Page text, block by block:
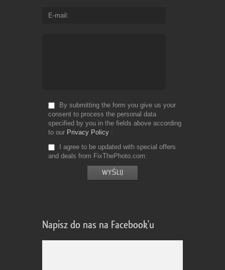
E-mail
By submitting the form you give us your
consent to process the personal data
specified by you in the fields above according
to our Privacy Policy
I agree to be updated with special offers
and deals from FixThePhoto.com
Napisz do nas na Facebook'u